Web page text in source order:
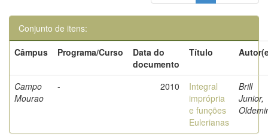
Conjunto de itens:
Câmpus
Programa/Curso
Data do
documento
Título
Campo
Mourao
- 2010
Integral
imprópria
e funções
Eulerianas
Brill
Junior,
Oldemir